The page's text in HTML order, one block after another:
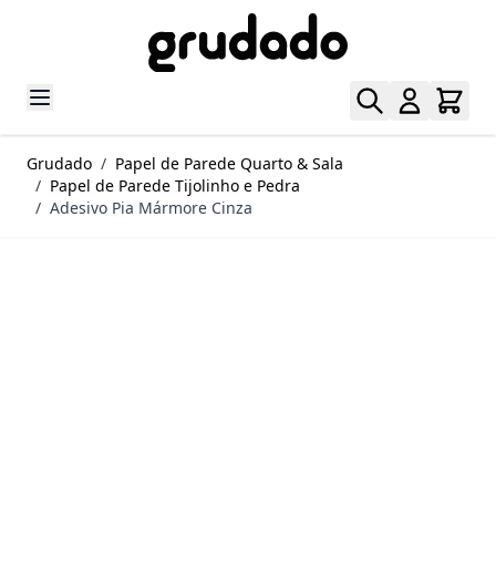
Grudado / Papel de Parede Quarto & Sala
/ Papel de Parede Tijolinho e Pedra
/ Adesivo Pia Mármore Cinza